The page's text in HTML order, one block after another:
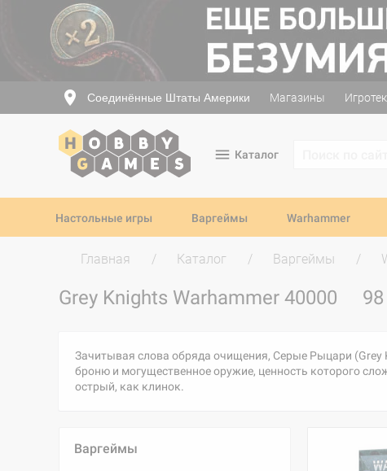
Соединённые Штаты Америки Магазины
Каталог
Настольные игры Варгеймы Warhammer
Главная Каталог Варгеймы
Grey Knights Warhammer 40000
Зачитывая слова обряда очищения, Серые Рыцари (Grey
броню и могущественное оружие, ценность которого
острый, как клинок.
Варгеймы